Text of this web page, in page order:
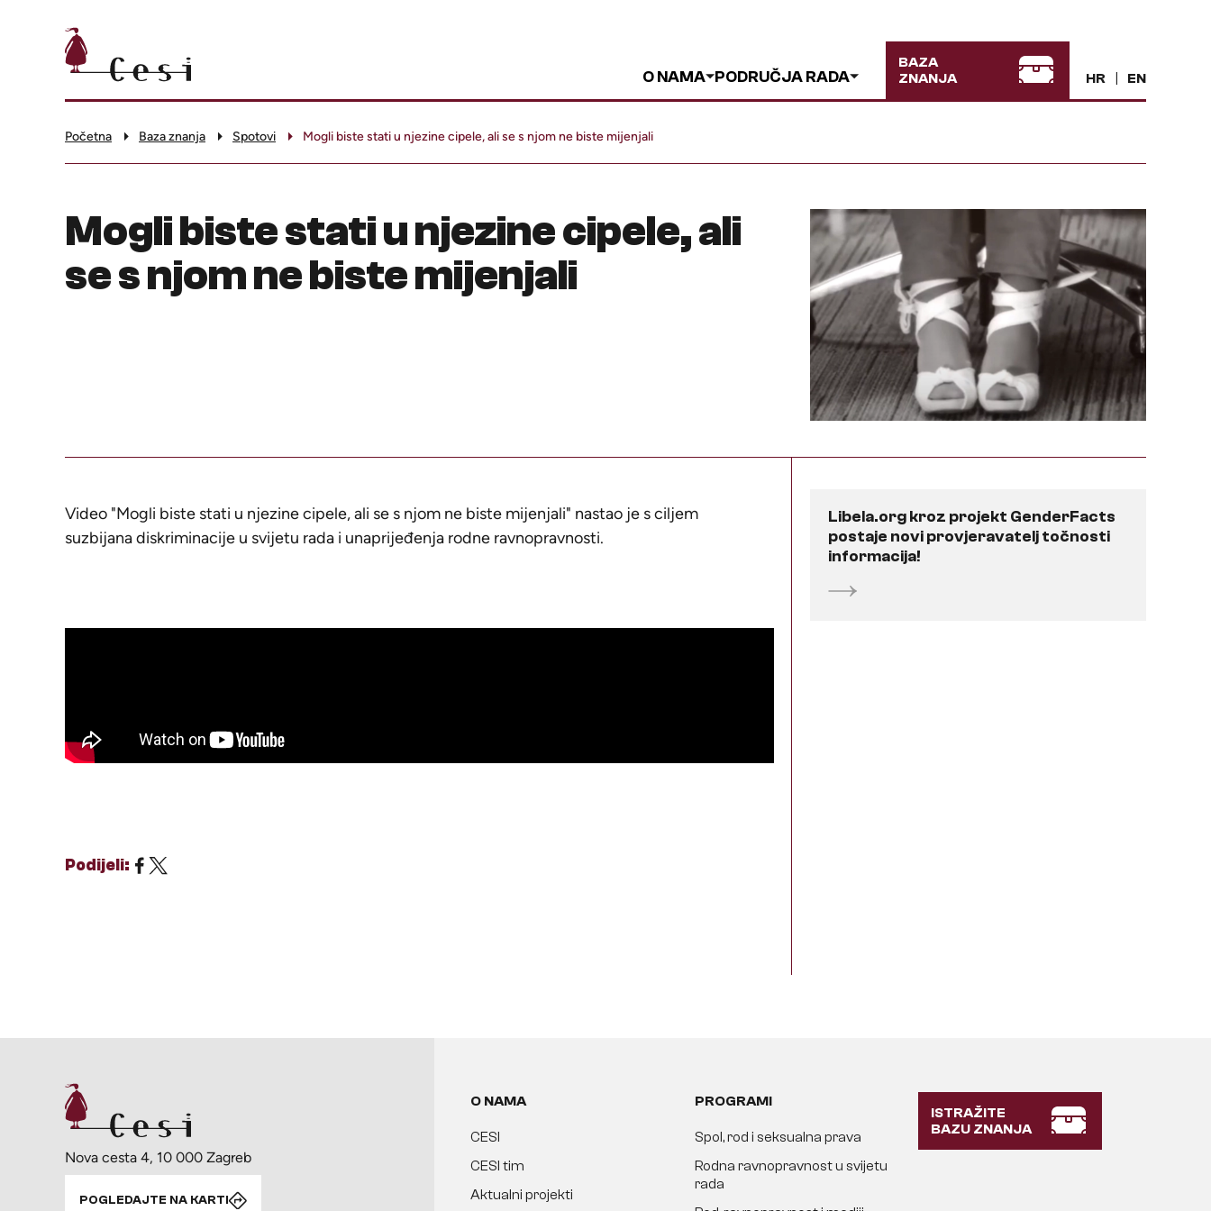
O NAMA PODRUČJA RADA
BAZA
ZNANJA
HR EN
Početna Baza znanja Spotovi Mogli biste stati u njezine cipele, ali se s njom ne biste mijenjali
Mogli biste stati u njezine cipele, ali
se s njom ne biste mijenjali
Video "Mogli biste stati u njezine cipele, ali se s njom ne biste mijenjali" nastao je s ciljem
suzbijana diskriminacije u svijetu rada i unaprijeđenja rodne ravnopravnosti.
Podijeli:
Libela.org kroz projekt GenderFacts
postaje novi provjeravatelj točnosti
informacija!
Nova cesta 4, 10 000 Zagreb
POGLEDAJTE NA KARTI
O NAMA
CESI
CESI tim
Aktualni projekti
PROGRAMI
Spol, rod i seksualna prava
Rodna ravnopravnost u svijetu
rada
ISTRAŽITE
BAZU ZNANJA